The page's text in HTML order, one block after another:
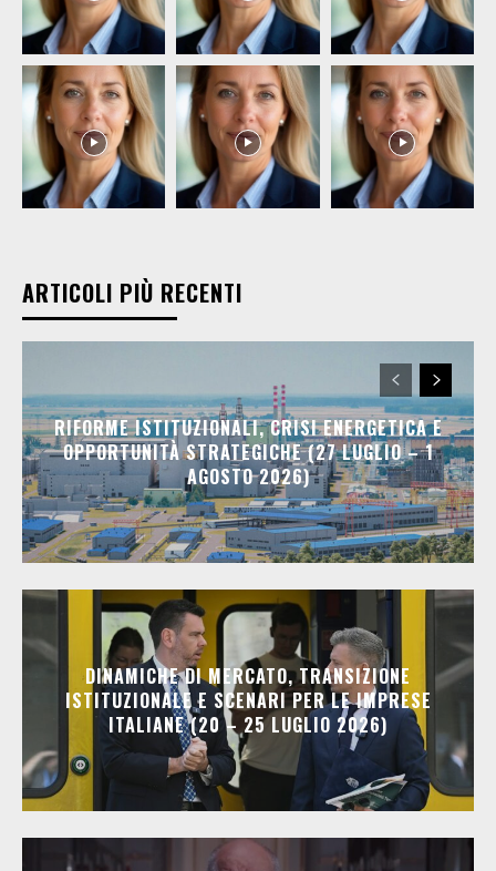
ARTICOLI PIÙ RECENTI
RIFORME ISTITUZIONALI, CRISI ENERGETICA E
OPPORTUNITÀ STRATEGICHE (27 LUGLIO – 1
AGOSTO 2026)
DINAMICHE DI MERCATO, TRANSIZIONE
ISTITUZIONALE E SCENARI PER LE IMPRESE
ITALIANE (20 – 25 LUGLIO 2026)